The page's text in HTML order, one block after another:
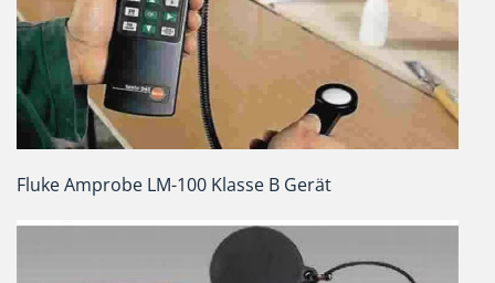
Fluke Amprobe LM-100 Klasse B Gerät